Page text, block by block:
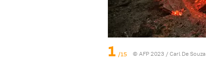
1 /15 © AFP 2023 / Carl De Souza